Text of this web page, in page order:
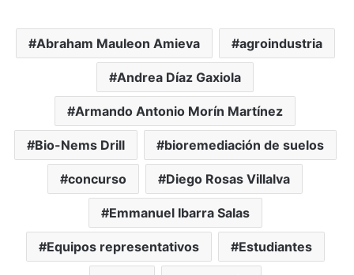
Abraham Mauleon Amieva agroindustria
Andrea Díaz Gaxiola
Armando Antonio Morín Martínez
Bio-Nems Drill bioremediación de suelos
concurso Diego Rosas Villalva
Emmanuel Ibarra Salas
Equipos representativos Estudiantes